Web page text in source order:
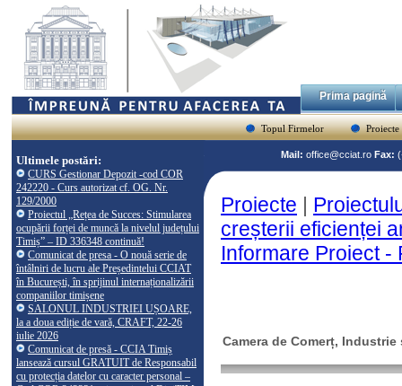
Prima pagină
Topul Firmelor Proiecte
Ultimele postări:
CURS Gestionar Depozit -cod COR
242220 - Curs autorizat cf. OG. Nr.
129/2000
Proiectul „Rețea de Succes: Stimularea
ocupării forței de muncă la nivelul județului
Timiș” – ID 336348 continuă!
Comunicat de presa - O nouă serie de
întâlniri de lucru ale Președintelui CCIAT
în București, în sprijinul internaționalizării
companiilor timișene
SALONUL INDUSTRIEI UȘOARE,
la a doua ediție de vară, CRAFT, 22-26
iulie 2026
Comunicat de presă - CCIA Timiș
lansează cursul GRATUIT de Responsabil
cu protecția datelor cu caracter personal –
Mail: office@cciat.ro Fax:
Proiecte |
creșterii eficienței
Informare Proiect -
Camera de Comerț,